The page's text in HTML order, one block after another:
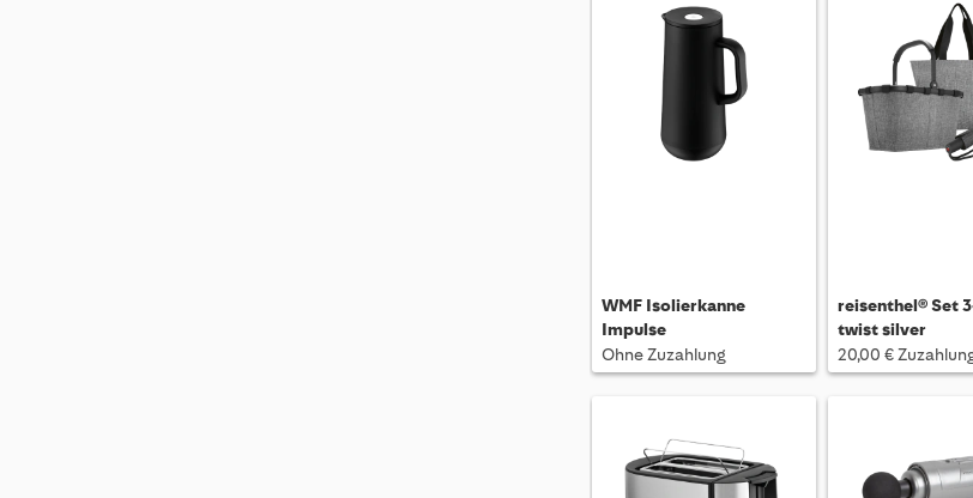
WMF Isolierkanne
Impulse
Ohne Zuzahlung
reisenthel® Set
twist silver
20,00 €